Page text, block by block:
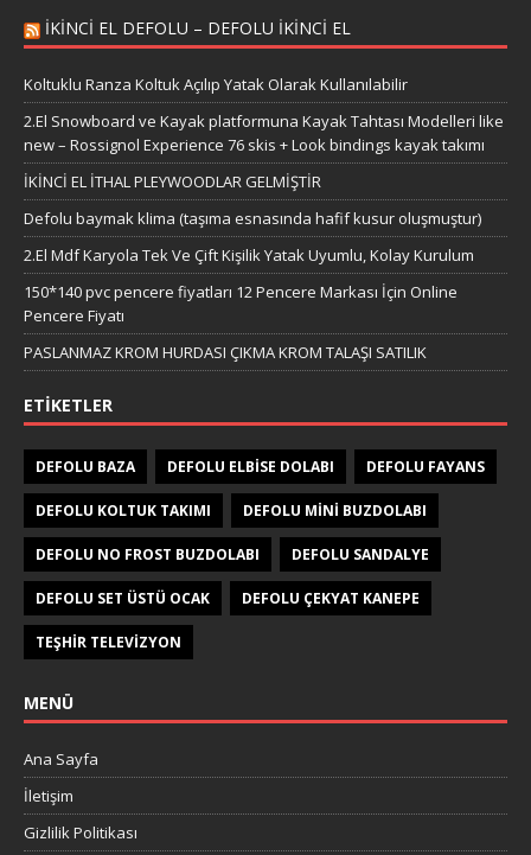
IKINCI EL DEFOLU – DEFOLU IKINCI EL
Koltuklu Ranza Koltuk Açılıp Yatak Olarak Kullanılabilir
2.El Snowboard ve Kayak platformuna Kayak Tahtası Modelleri like
new – Rossignol Experience 76 skis + Look bindings kayak takımı
İKİNCİ EL İTHAL PLEYWOODLAR GELMİŞTİR
Defolu baymak klima (taşıma esnasında hafif kusur oluşmuştur)
2.El Mdf Karyola Tek Ve Çift Kişilik Yatak Uyumlu, Kolay Kurulum
150*140 pvc pencere fiyatları 12 Pencere Markası İçin Online
Pencere Fiyatı
PASLANMAZ KROM HURDASI ÇIKMA KROM TALAŞI SATILIK
ETIKETLER
DEFOLU BAZA DEFOLU ELBISE DOLABI DEFOLU FAYANS
DEFOLU KOLTUK TAKIMI DEFOLU MINI BUZDOLABI
DEFOLU NO FROST BUZDOLABI DEFOLU SANDALYE
DEFOLU SET ÜSTÜ OCAK DEFOLU ÇEKYAT KANEPE
TEŞHIR TELEVIZYON
MENÜ
Ana Sayfa
İletişim
Gizlilik Politikası